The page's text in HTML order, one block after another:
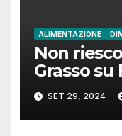
ALIMENTAZIONE
Non
Grasso
cause e
SET 29, 2024